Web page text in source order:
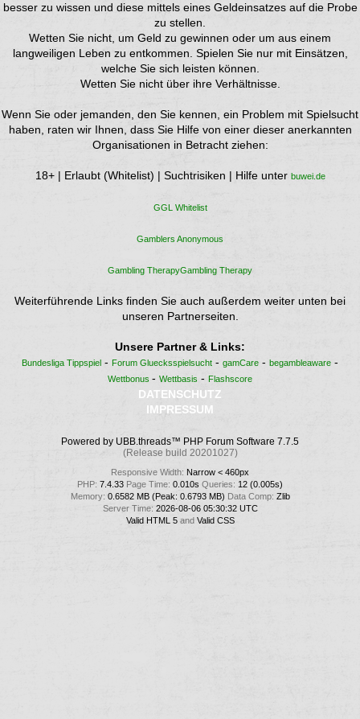
besser zu wissen und diese mittels eines Geldeinsatzes auf die Probe
zu stellen.
Wetten Sie nicht, um Geld zu gewinnen oder um aus einem
langweiligen Leben zu entkommen. Spielen Sie nur mit Einsätzen,
welche Sie sich leisten können.
Wetten Sie nicht über ihre Verhältnisse.
Wenn Sie oder jemanden, den Sie kennen, ein Problem mit Spielsucht
haben, raten wir Ihnen, dass Sie Hilfe von einer dieser anerkannten
Organisationen in Betracht ziehen:
18+ | Erlaubt (Whitelist) | Suchtrisiken | Hilfe unter buwei.de
GGL Whitelist
Gamblers Anonymous
Gambling TherapyGambling Therapy
Weiterführende Links finden Sie auch außerdem weiter unten bei
unseren Partnerseiten.
Unsere Partner & Links:
Bundesliga Tippspiel - Forum Gluecksspielsucht - gamCare - begambleaware -
Wettbonus - Wettbasis - Flashscore
DATENSCHUTZ
IMPRESSUM
Powered by UBB.threads™ PHP Forum Software 7.7.5
(Release build 20201027)
Responsive Width:
PHP: 7.4.33 Page Time: 0.010s Queries: 12 (0.005s)
Memory: 0.6582 MB (Peak: 0.6793 MB) Data Comp: Zlib
Server Time: 2026-08-06 05:30:32 UTC
Valid HTML 5 and Valid CSS